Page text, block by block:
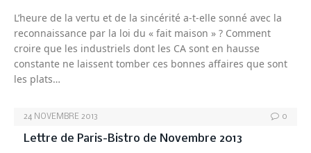
L’heure de la vertu et de la sincérité a-t-elle sonné avec la
reconnaissance par la loi du « fait maison » ? Comment
croire que les industriels dont les CA sont en hausse
constante ne laissent tomber ces bonnes affaires que sont
les plats…
24 NOVEMBRE 2013 0
Lettre de Paris-Bistro de Novembre 2013